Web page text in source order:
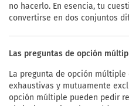
no hacerlo. En esencia, tu
convertirse en dos conjuntos
Las preguntas de opción
La pregunta de opción
exhaustivas y mutuamente
opción múltiple pueden pedir